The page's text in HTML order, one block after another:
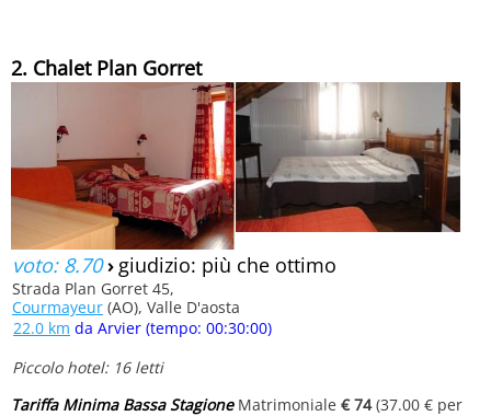
2. Chalet Plan Gorret
voto: 8.70› giudizio: più che ottimo
Strada Plan Gorret 45,
Courmayeur (AO), Valle D'aosta
22.0 km da Arvier (tempo: 00:30:00)
Piccolo hotel: 16 letti
Tariffa Minima Bassa StagioneMatrimoniale € 74(37.00 € per